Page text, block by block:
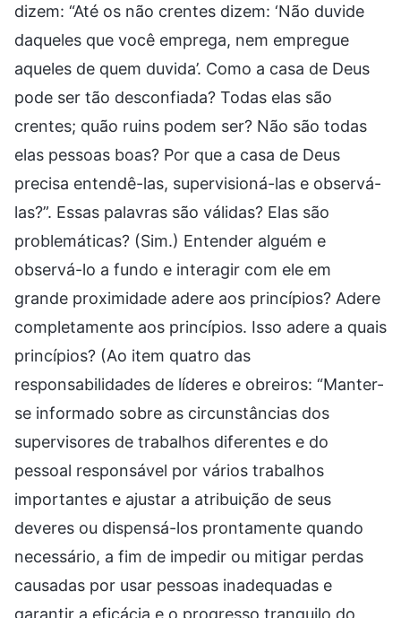
dizem: “Até os não crentes dizem: ‘Não duvide
daqueles que você emprega, nem empregue
aqueles de quem duvida’. Como a casa de Deus
pode ser tão desconfiada? Todas elas são
crentes; quão ruins podem ser? Não são todas
elas pessoas boas? Por que a casa de Deus
precisa entendê-las, supervisioná-las e observá-
las?”. Essas palavras são válidas? Elas são
problemáticas? (Sim.) Entender alguém e
observá-lo a fundo e interagir com ele em
grande proximidade adere aos princípios? Adere
completamente aos princípios. Isso adere a quais
princípios? (Ao item quatro das
responsabilidades de líderes e obreiros: “Manter-
se informado sobre as circunstâncias dos
supervisores de trabalhos diferentes e do
pessoal responsável por vários trabalhos
importantes e ajustar a atribuição de seus
deveres ou dispensá-los prontamente quando
necessário, a fim de impedir ou mitigar perdas
causadas por usar pessoas inadequadas e
garantir a eficácia e o progresso tranquilo do